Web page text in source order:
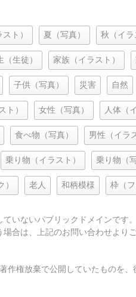
ト） 夏（写真） 秋（イラ
（生徒） 家族（イラスト）
子供（写真） 災害 自然
ト） 女性（写真） 人体（
食べ物（写真） 男性（イラ
乗り物（イラスト） 乗り物（
） 老人 和柄模様 枠（フ
いないパブリックドメインです
合は、上記のお問い合わせより
作権放棄で公開していたものを